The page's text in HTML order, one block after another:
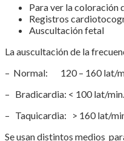
Para ver la coloración
Registros
Auscultación fetal
La auscultación de la
– Normal: 120 – 160 lat/
– Bradicardia: < 100 lat/min.
– Taquicardia: > 160 lat/
Se usan distintos medios